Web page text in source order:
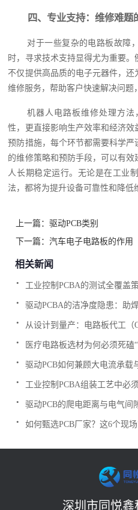
四、专业支持：维修难题
对于一些复杂的电路板故障
时，寻求技术支持显得尤为重要
不仅提供高品质的电子元器件，
维修服务，帮助客户快速解决问题
机器人电路板维修处理方
性，更直接影响生产效率和经济效
预防措施，每个环节都需要科学
的维修策略和预防手段，可以有
人长期稳定运行。无论是在工业
法，都将为提升设备可靠性和降低
上一篇：驱动PCB类别
下一篇：汽车电子电路板的作用
相关新闻
工业控制PCBA的测试全覆盖
.
驱动PCBA的洁净度隐患：助
.
从设计到量产：电路板代工（
.
医疗电路板选材为何必须死磕
.
驱动PCB如何兼顾大电流承载
.
工业控制PCBA组装工艺中必
.
驱动PCB的爬电距离与电气间
.
如何甄选PCB厂家？这6个现
.
深圳市同悦鑫